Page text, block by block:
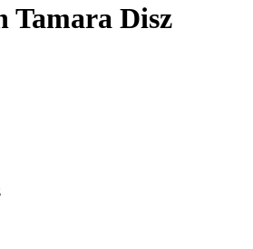
Tamara Disz